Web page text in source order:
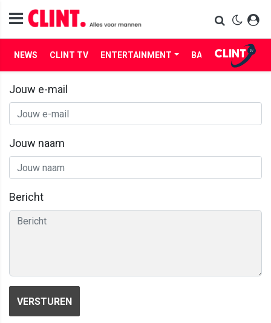
NEWS CLINT TV ENTERTAINMENT BABES LIFE
Jouw e-mail
Jouw naam
Bericht
VERSTUREN